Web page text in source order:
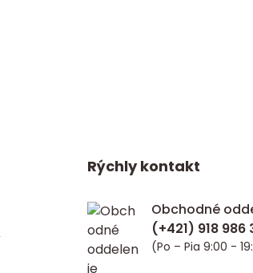
Rýchly kontakt
Obchodné
(Po – Pia 9:00 -